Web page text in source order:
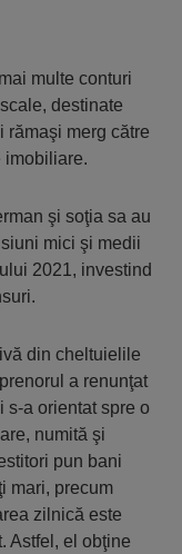
multe conturi
destinate
merg către
imobiliare.
şi soţia sa au
mici şi medii
2021, investind
din cheltuielile
a renunţat
s-a orientat spre o
numită şi
pun bani
mari, precum
zilnică este
Astfel, el obţine